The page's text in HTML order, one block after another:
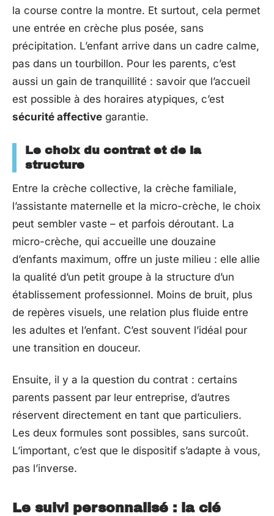
la course contre la montre. Et surtout, cela permet
une entrée en crèche plus posée, sans
précipitation. L’enfant arrive dans un cadre calme,
pas dans un tourbillon. Pour les parents, c’est
aussi un gain de tranquillité : savoir que l’accueil
est possible à des horaires atypiques, c’est
sécurité affective garantie.
Le choix du contrat et de la
structure
Entre la crèche collective, la crèche familiale,
l’assistante maternelle et la micro-crèche, le choix
peut sembler vaste – et parfois déroutant. La
micro-crèche, qui accueille une douzaine
d’enfants maximum, offre un juste milieu : elle allie
la qualité d’un petit groupe à la structure d’un
établissement professionnel. Moins de bruit, plus
de repères visuels, une relation plus fluide entre
les adultes et l’enfant. C’est souvent l’idéal pour
une transition en douceur.
Ensuite, il y a la question du contrat : certains
parents passent par leur entreprise, d’autres
réservent directement en tant que particuliers.
Les deux formules sont possibles, sans surcoût.
L’important, c’est que le dispositif s’adapte à vous,
pas l’inverse.
Le suivi personnalisé : la clé